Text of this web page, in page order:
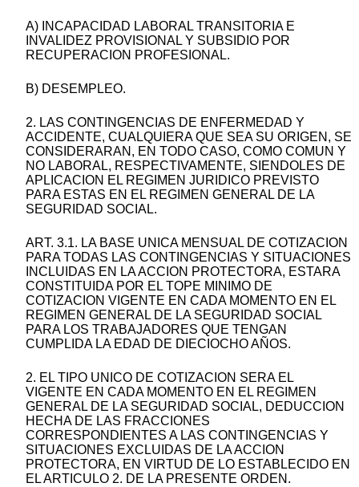
A) INCAPACIDAD LABORAL TRANSITORIA E
INVALIDEZ PROVISIONAL Y SUBSIDIO POR
RECUPERACION PROFESIONAL.
B) DESEMPLEO.
2. LAS CONTINGENCIAS DE ENFERMEDAD Y
ACCIDENTE, CUALQUIERA QUE SEA SU ORIGEN, SE
CONSIDERARAN, EN TODO CASO, COMO COMUN Y
NO LABORAL, RESPECTIVAMENTE, SIENDOLES DE
APLICACION EL REGIMEN JURIDICO PREVISTO
PARA ESTAS EN EL REGIMEN GENERAL DE LA
SEGURIDAD SOCIAL.
ART. 3.1. LA BASE UNICA MENSUAL DE COTIZACION
PARA TODAS LAS CONTINGENCIAS Y SITUACIONES
INCLUIDAS EN LA ACCION PROTECTORA, ESTARA
CONSTITUIDA POR EL TOPE MINIMO DE
COTIZACION VIGENTE EN CADA MOMENTO EN EL
REGIMEN GENERAL DE LA SEGURIDAD SOCIAL
PARA LOS TRABAJADORES QUE TENGAN
CUMPLIDA LA EDAD DE DIECIOCHO AÑOS.
2. EL TIPO UNICO DE COTIZACION SERA EL
VIGENTE EN CADA MOMENTO EN EL REGIMEN
GENERAL DE LA SEGURIDAD SOCIAL, DEDUCCION
HECHA DE LAS FRACCIONES
CORRESPONDIENTES A LAS CONTINGENCIAS Y
SITUACIONES EXCLUIDAS DE LA ACCION
PROTECTORA, EN VIRTUD DE LO ESTABLECIDO EN
EL ARTICULO 2. DE LA PRESENTE ORDEN.